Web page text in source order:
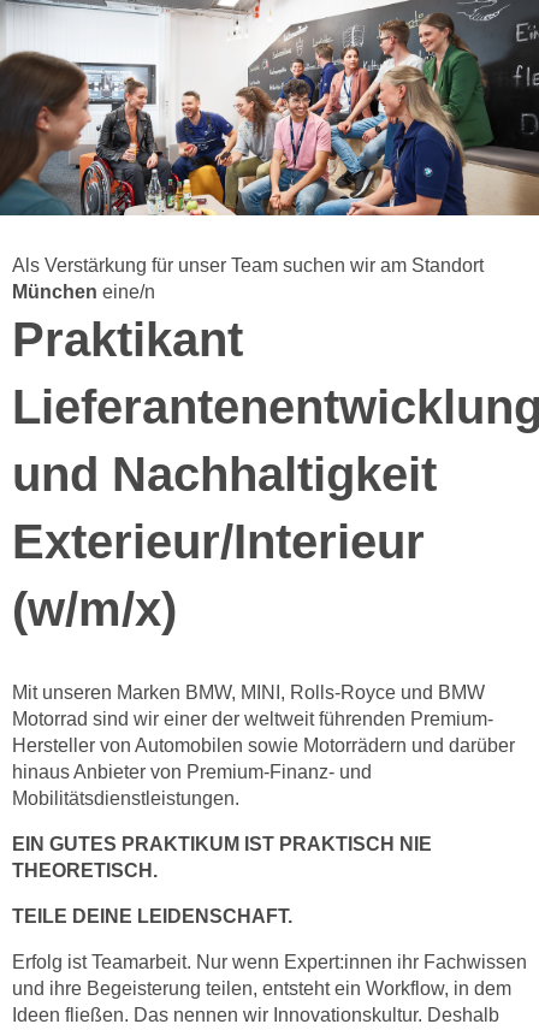
Als Verstärkung für unser Team suchen wir am Standort
München eine/n
Praktikant
und Nachhaltigkeit
Exterieur/Interieur
(w/m/x)
Mit unseren Marken BMW, MINI, Rolls-Royce und BMW
Motorrad sind wir einer der weltweit führenden Premium-
Hersteller von Automobilen sowie Motorrädern und darüber
hinaus Anbieter von Premium-Finanz- und
Mobilitätsdienstleistungen.
EIN GUTES PRAKTIKUM IST PRAKTISCH NIE
THEORETISCH.
TEILE DEINE LEIDENSCHAFT.
Erfolg ist Teamarbeit. Nur wenn Expert:innen ihr Fachwissen
und ihre Begeisterung teilen, entsteht ein Workflow, in dem
Ideen fließen. Das nennen wir Innovationskultur. Deshalb